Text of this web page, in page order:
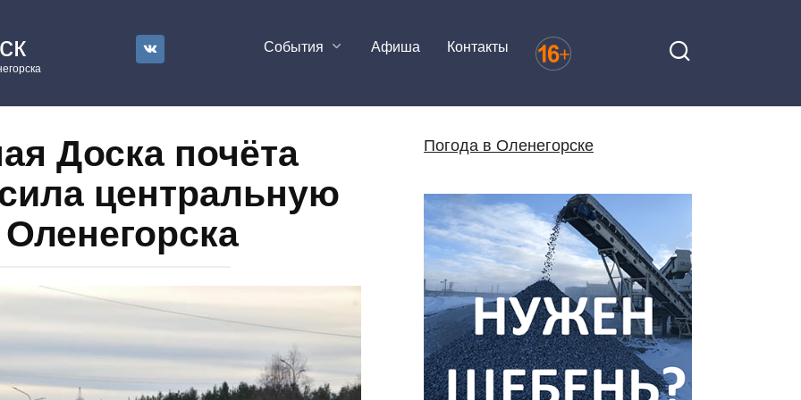
События Афиша Контакты
Доска почёта
центральную
Погода в Оленегорске